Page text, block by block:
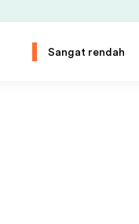
Sangat rendah